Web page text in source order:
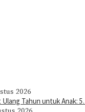
2026
Ulang Tahun untuk Anak: